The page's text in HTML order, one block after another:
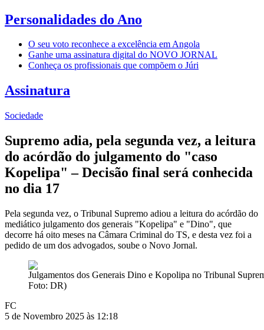
Personalidades do Ano
O seu voto reconhece a excelência em Angola
Ganhe uma assinatura digital do NOVO JORNAL
Conheça os profissionais que compõem o Júri
Assinatura
Sociedade
Supremo adia, pela segunda vez, a leitura
do acórdão do julgamento do "caso
Kopelipa" – Decisão final será conhecida
no dia 17
Pela segunda vez, o Tribunal Supremo adiou a leitura do acórdão do
mediático julgamento dos generais "Kopelipa" e "Dino", que
decorre há oito meses na Câmara Criminal do TS, e desta vez foi a
pedido de um dos advogados, soube o Novo Jornal.
Julgamentos dos Generais Dino e Kopolipa no Tribunal
Foto: DR)
FC
5 de Novembro 2025 às 12:18